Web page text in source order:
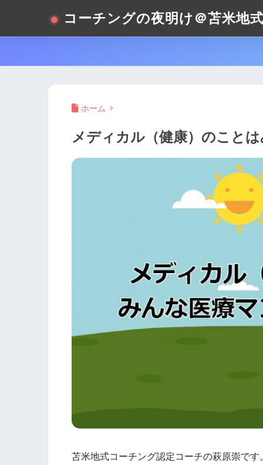
コーチングの夜明け＠苫米地
ホーム
メディカル（健康）のこと
苫米地式コーチング認定コーチの萩原崇です